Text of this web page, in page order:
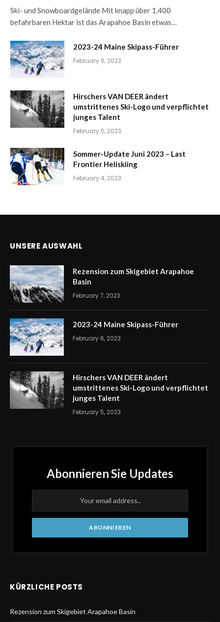
Ski- und Snowboardgelände Mit knapp über 1.400
befahrbaren Hektar ist das Arapahoe Basin etwas…
2023-24 Maine Skipass-Führer
February 6, 2023
Hirschers VAN DEER ändert
umstrittenes Ski-Logo und verpflichtet
junges Talent
February 5, 2023
Sommer-Update Juni 2023 – Last
Frontier Heliskiing
February 4, 2023
UNSERE AUSWAHL
Rezension zum Skigebiet Arapahoe
Basin
February 7, 2023
2023-24 Maine Skipass-Führer
February 6, 2023
Hirschers VAN DEER ändert
umstrittenes Ski-Logo und verpflichtet
junges Talent
February 5, 2023
Abonnieren Sie Updates
KÜRZLICHE POSTS
Rezension zum Skigebiet Arapahoe Basin